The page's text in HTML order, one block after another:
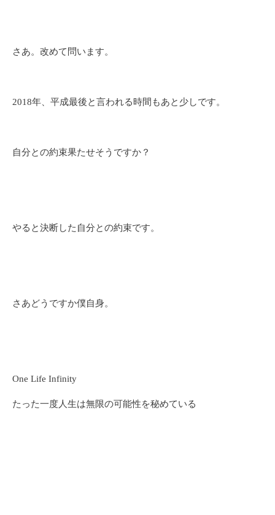
さあ。改めて問います。
2018年、平成最後と言われる時間もあと少しです。
自分との約束果たせそうですか？
やると決断した自分との約束です。
さあどうですか僕自身。
One Life Infinity
たった一度人生は無限の可能性を秘めている